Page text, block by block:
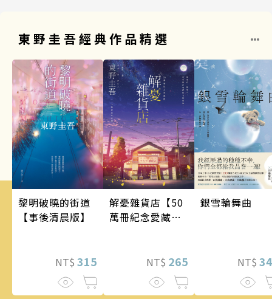
東野圭吾經典作品精選
黎明破曉的街道
【事後清晨版】
NT$ 315
解憂雜貨店【50
萬冊紀念愛藏
NT$ 265
銀雪輪舞曲
NT$